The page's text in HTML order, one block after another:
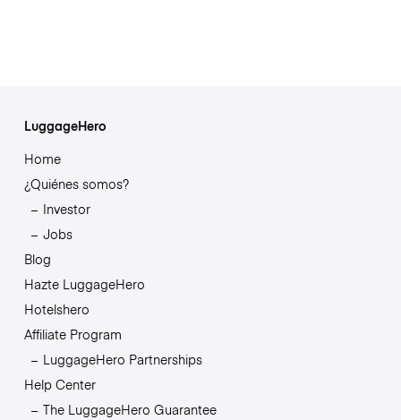
LuggageHero
Home
¿Quiénes somos?
Investor
Jobs
Blog
Hazte LuggageHero
Hotelshero
Affiliate Program
LuggageHero Partnerships
Help Center
The LuggageHero Guarantee